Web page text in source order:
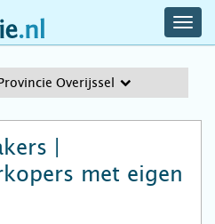
Overijssel
|
met eigen